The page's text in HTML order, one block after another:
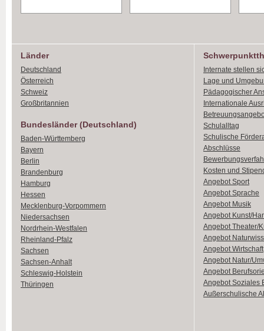
Länder
Deutschland
Österreich
Schweiz
Großbritannien
Bundesländer (Deutschland)
Baden-Württemberg
Bayern
Berlin
Brandenburg
Hamburg
Hessen
Mecklenburg-Vorpommern
Niedersachsen
Nordrhein-Westfalen
Rheinland-Pfalz
Sachsen
Sachsen-Anhalt
Schleswig-Holstein
Thüringen
Internate stellen
Lage und
Pädagogischer
Internationale
Schulalltag
Schulische
Abschlüsse
Kosten und
Angebot Sport
Angebot Sprache
Angebot Musik
Angebot Kunst/
Angebot Theater/
Angebot
Angebot Wirtschaft
Angebot Natur/
Angebot
Angebot Soziales
Außerschulische